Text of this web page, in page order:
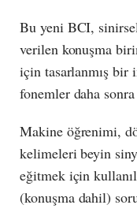
Bu yeni BCI,
verilen konuşma
için tasarlanmış bir
fonemler daha
Makine öğrenimi,
kelimeleri beyin
eğitmek için
(konuşma dahil)